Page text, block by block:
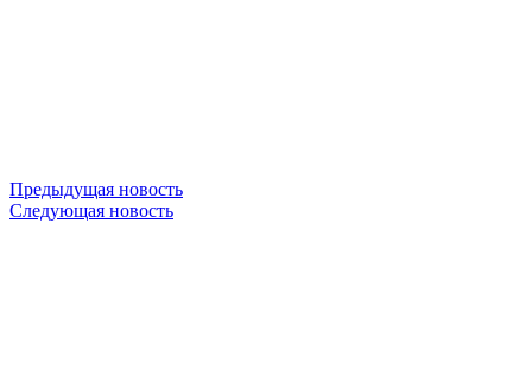
Предыдущая новость
Следующая новость